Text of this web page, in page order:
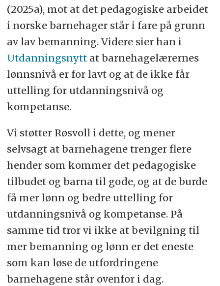
(2025a), mot at det pedagogiske arbeidet
i norske barnehager står i fare på grunn
av lav bemanning. Videre sier han i
Utdanningsnyttat barnehagelærernes
lønnsnivå er for lavt og at de ikke får
uttelling for utdanningsnivå og
kompetanse.
Vi støtter Røsvoll i dette, og mener
selvsagt at barnehagene trenger flere
hender som kommer det pedagogiske
tilbudet og barna til gode, og at de burde
få mer lønn og bedre uttelling for
utdanningsnivå og kompetanse. På
samme tid tror vi ikke at bevilgning til
mer bemanning og lønn er det eneste
som kan løse de utfordringene
barnehagene står ovenfor i dag.